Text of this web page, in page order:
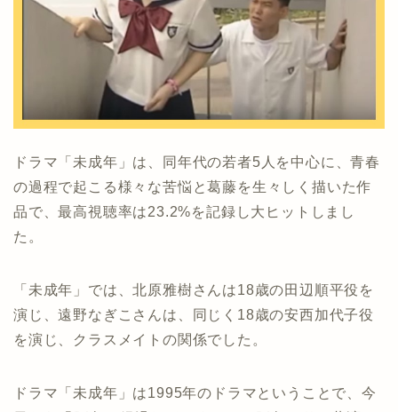
ドラマ「未成年」は、同年代の若者5人を中心に、青春
の過程で起こる様々な苦悩と葛藤を生々しく描いた作
品で、最高視聴率は23.2%を記録し大ヒットしまし
た。
「未成年」では、北原雅樹さんは18歳の田辺順平役を
演じ、遠野なぎこさんは、同じく18歳の安西加代子役
を演じ、クラスメイトの関係でした。
ドラマ「未成年」は1995年のドラマということで、今